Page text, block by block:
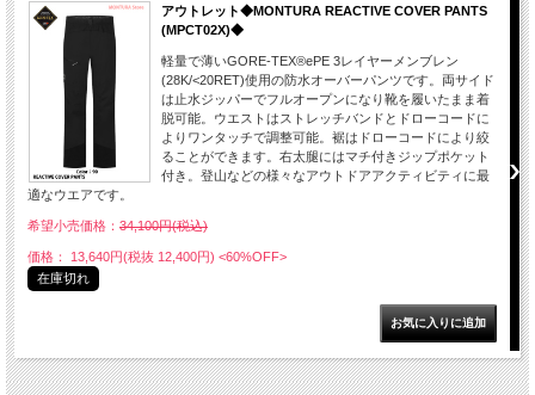
アウトレット◆MONTURA REACTIVE COVER PANTS
(MPCT02X)◆
軽量で薄いGORE-TEX®ePE 3レイヤーメンブレン
(28K/<20RET)使用の防水オーバーパンツです。両サイド
は止水ジッパーでフルオープンになり靴を履いたまま着
脱可能。ウエストはストレッチバンドとドローコードに
よりワンタッチで調整可能。裾はドローコードにより絞
ることができます。右太腿にはマチ付きジップポケット
付き。登山などの様々なアウトドアアクティビティに最
適なウエアです。
希望小売価格： 34,100円(税込)
価格： 13,640円(税抜 12,400円) <60%OFF>
在庫切れ